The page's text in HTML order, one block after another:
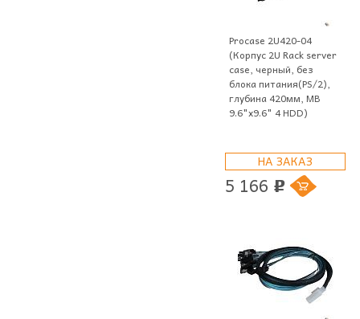
Procase 2U420-04
(Корпус 2U Rack server
case, черный, без
блока питания(PS/2),
глубина 420мм, MB
9.6"x9.6" 4 HDD)
НА ЗАКАЗ
5 166 p